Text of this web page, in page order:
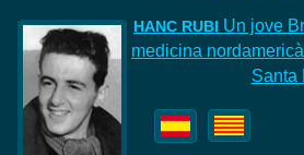
HANC RUBI Un jove
medicina
Santa